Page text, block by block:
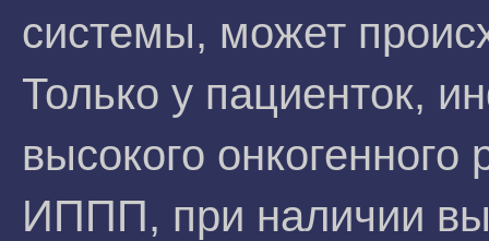
системы, может
Только у пациенток,
высокого онкогенного
ИППП, при наличии